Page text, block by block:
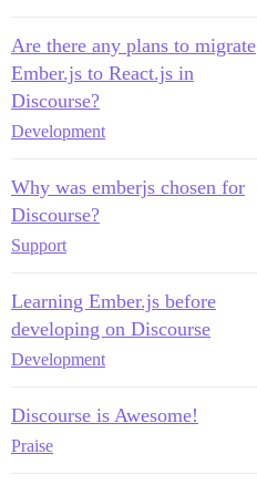
Are there any plans to migrate
Ember.js to React.js in
Discourse?
Development
Why was emberjs chosen for
Discourse?
Support
Learning Ember.js before
developing on Discourse
Development
Discourse is Awesome!
Praise